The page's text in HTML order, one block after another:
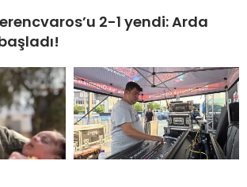
2-1 yendi: Arda